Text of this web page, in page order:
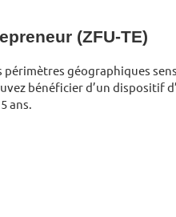
(ZFU-TE)
périmètres géographiques
bénéficier d’un dispositif d’
ans.